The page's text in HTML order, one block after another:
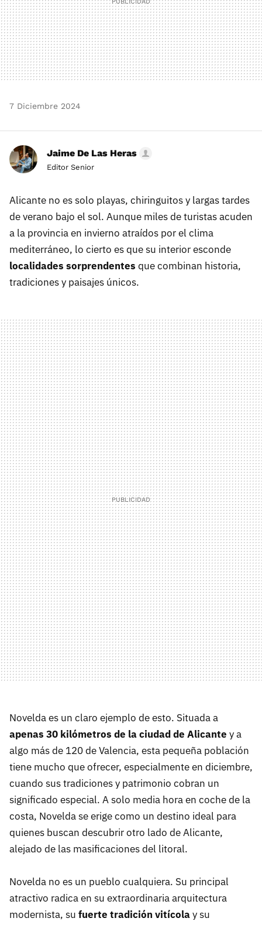
7 Diciembre 2024
Jaime De Las Heras
Editor Senior
Alicante no es solo playas, chiringuitos y largas tardes
de verano bajo el sol. Aunque miles de turistas acuden
a la provincia en invierno atraídos por el clima
mediterráneo, lo cierto es que su interior esconde
localidades sorprendentes que combinan historia,
tradiciones y paisajes únicos.
Novelda es un claro ejemplo de esto. Situada a
apenas 30 kilómetros de la ciudad de Alicante y a
algo más de 120 de Valencia, esta pequeña población
tiene mucho que ofrecer, especialmente en diciembre,
cuando sus tradiciones y patrimonio cobran un
significado especial. A solo media hora en coche de la
costa, Novelda se erige como un destino ideal para
quienes buscan descubrir otro lado de Alicante,
alejado de las masificaciones del litoral.
Novelda no es un pueblo cualquiera. Su principal
atractivo radica en su extraordinaria arquitectura
modernista, su fuerte tradición vitícolay su